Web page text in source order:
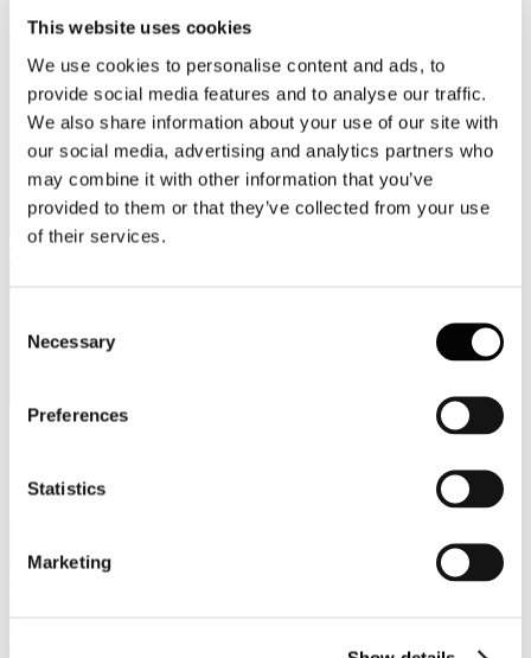
This website uses cookies
We use cookies to personalise content and ads, to
provide social media features and to analyse our traffic.
We also share information about your use of our site with
our social media, advertising and analytics partners who
may combine it with other information that you’ve
provided to them or that they’ve collected from your use
of their services.
Selection
Necessary
Preferences
Statistics
Marketing
Ragione Sociale
Categorie merceologiche
Tel. +39 02-290.03018 r.a